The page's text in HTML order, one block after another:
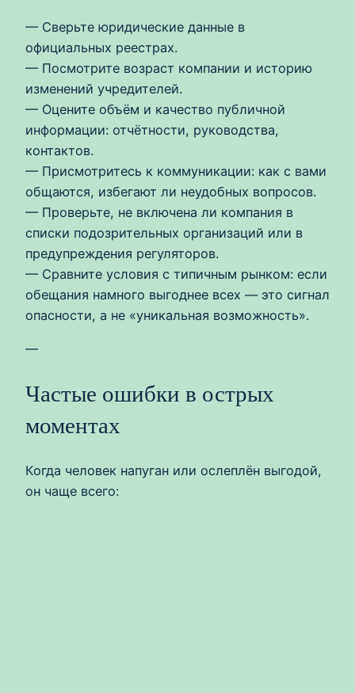
— Сверьте юридические данные в
официальных реестрах.
— Посмотрите возраст компании и историю
изменений учредителей.
— Оцените объём и качество публичной
информации: отчётности, руководства,
контактов.
— Присмотритесь к коммуникации: как с вами
общаются, избегают ли неудобных вопросов.
— Проверьте, не включена ли компания в
списки подозрительных организаций или в
предупреждения регуляторов.
— Сравните условия с типичным рынком: если
обещания намного выгоднее всех — это сигнал
опасности, а не «уникальная возможность».
—
Частые ошибки в острых
моментах
Когда человек напуган или ослеплён выгодой,
он чаще всего: